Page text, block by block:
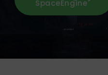
SpaceEngine